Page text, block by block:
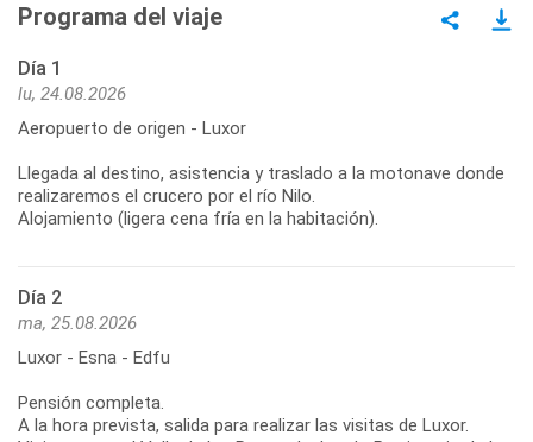
Programa del viaje
Día 1
lu, 24.08.2026
Aeropuerto de origen - Luxor
Llegada al destino, asistencia y traslado a la motonave donde
realizaremos el crucero por el río Nilo.
Alojamiento (ligera cena fría en la habitación).
Día 2
ma, 25.08.2026
Luxor - Esna - Edfu
Pensión completa.
A la hora prevista, salida para realizar las visitas de Luxor.